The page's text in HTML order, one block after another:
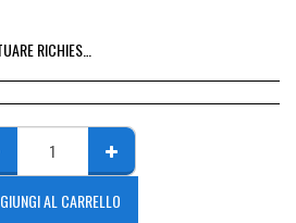
DEL RICAMBIO, IL RIMBORSO VIENE EMESSO ALLA CONSEGNA DEL RICAMBIO IN SEDE.
AL CARRELLO